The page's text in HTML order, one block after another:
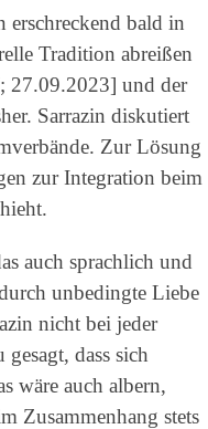
erschreckend bald in
Tradition abreißen
27.09.2023] und der
Sarrazin diskutiert
Zur Lösung
zur Integration beim
auch sprachlich und
unbedingte Liebe
nicht bei jeder
dass sich
wäre auch albern,
Zusammenhang stets